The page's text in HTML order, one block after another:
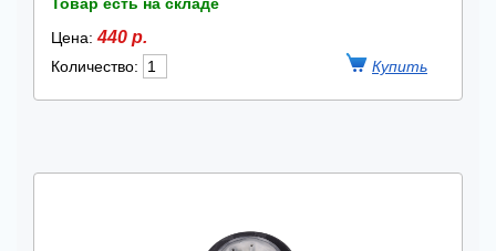
Цена:440 р.
Количество: